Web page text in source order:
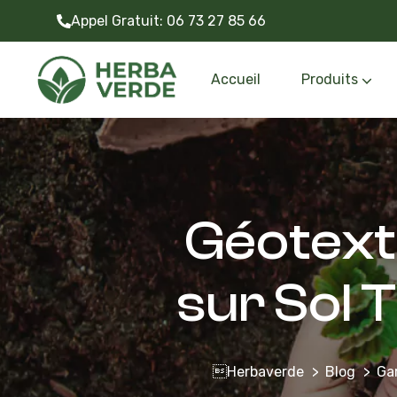
Appel Gratuit: 06 73 27 85 66
Accueil Produits
sur Sol
Herbaverde Blog